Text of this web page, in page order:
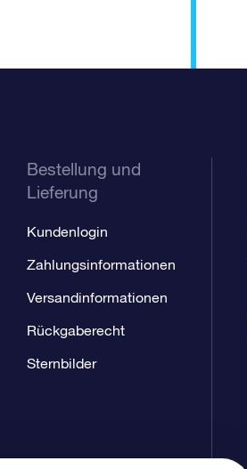
Bestellung und
Lieferung
Kundenlogin
Zahlungsinformationen
Versandinformationen
Rückgaberecht
Sternbilder